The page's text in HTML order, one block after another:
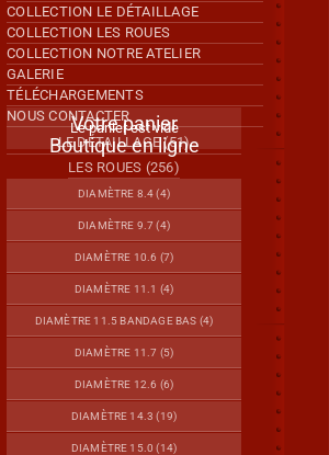
COLLECTION LE DÉTAILLAGE
COLLECTION LES ROUES
COLLECTION NOTRE ATELIER
GALERIE
TÉLÉCHARGEMENTS
NOUS CONTACTER
Votre panier
Le panier est vide
Boutique en ligne
LE DÉTAILLAGE (51)
LES ROUES (256)
DIAMÈTRE 8.4 (4)
DIAMÈTRE 9.7 (4)
DIAMÈTRE 10.6 (7)
DIAMÈTRE 11.1 (4)
DIAMÈTRE 11.5 BANDAGE BAS (4)
DIAMÈTRE 11.7 (5)
DIAMÈTRE 12.6 (6)
DIAMÈTRE 14.3 (19)
DIAMÈTRE 15.0 (14)